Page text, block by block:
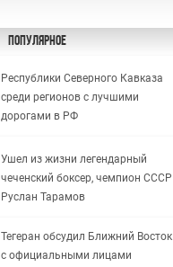
Популярное
Республики Северного Кавказа
среди регионов с лучшими
дорогами в РФ
Ушел из жизни легендарный
чеченский боксер, чемпион СССР
Руслан Тарамов
Тегеран обсудил Ближний Восток
с официальными лицами